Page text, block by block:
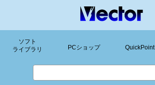
ソフト
ライブラリ
PCショップ QuickPoint